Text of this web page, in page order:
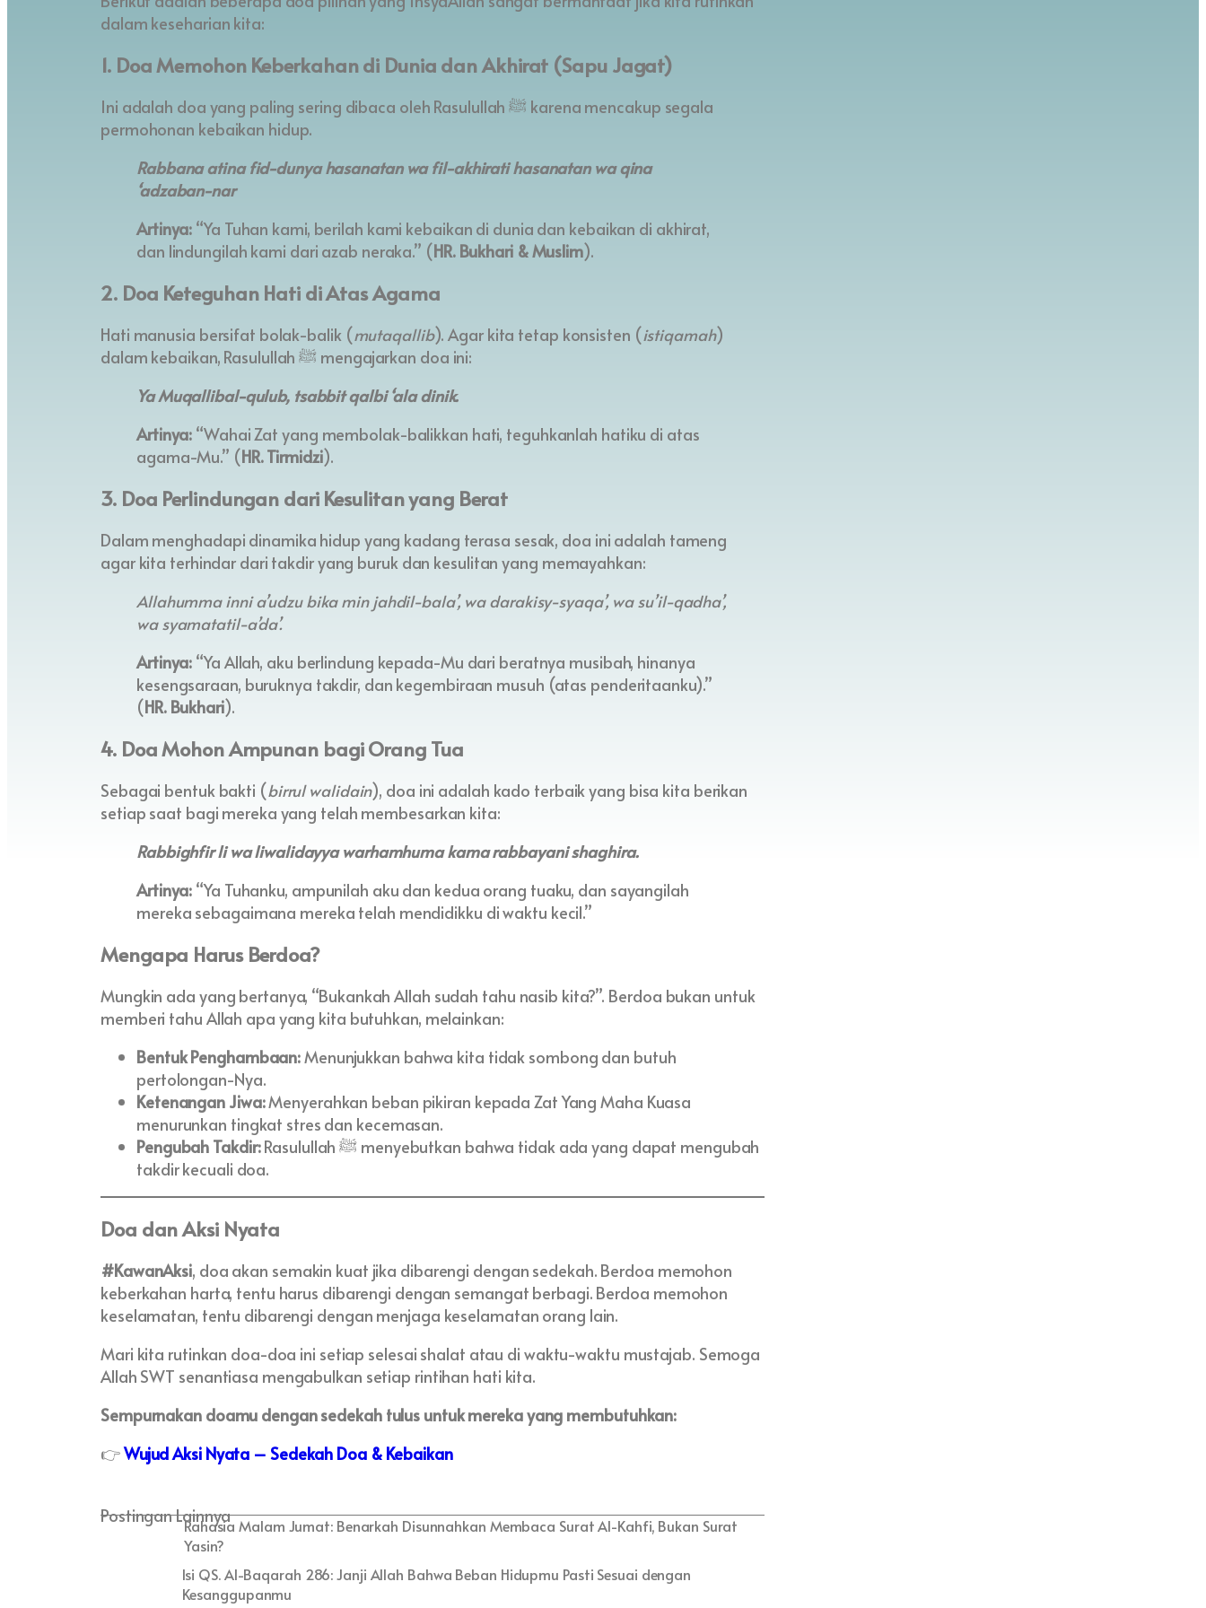
dalam keseharian kita:
1. Doa Memohon Keberkahan di Dunia dan Akhirat (Sapu Jagat)
Ini adalah doa yang paling sering dibaca oleh Rasulullah ﷺ karena mencakup segala
permohonan kebaikan hidup.
Rabbana atina fid-dunya hasanatan wa fil-akhirati hasanatan wa qina
‘adzaban-nar
Artinya: “Ya Tuhan kami, berilah kami kebaikan di dunia dan kebaikan di akhirat,
dan lindungilah kami dari azab neraka.” (HR. Bukhari & Muslim).
2. Doa Keteguhan Hati di Atas Agama
Hati manusia bersifat bolak-balik (mutaqallib). Agar kita tetap konsisten (istiqamah)
dalam kebaikan, Rasulullah ﷺ mengajarkan doa ini:
Ya Muqallibal-qulub, tsabbit qalbi ‘ala dinik.
Artinya: “Wahai Zat yang membolak-balikkan hati, teguhkanlah hatiku di atas
agama-Mu.” (HR. Tirmidzi).
3. Doa Perlindungan dari Kesulitan yang Berat
Dalam menghadapi dinamika hidup yang kadang terasa sesak, doa ini adalah tameng
agar kita terhindar dari takdir yang buruk dan kesulitan yang memayahkan:
Allahumma inni a’udzu bika min jahdil-bala’, wa darakisy-syaqa’, wa su’il-qadha’,
wa syamatatil-a’da’.
Artinya: “Ya Allah, aku berlindung kepada-Mu dari beratnya musibah, hinanya
kesengsaraan, buruknya takdir, dan kegembiraan musuh (atas penderitaanku).”
(HR. Bukhari).
4. Doa Mohon Ampunan bagi Orang Tua
Sebagai bentuk bakti (birrul walidain), doa ini adalah kado terbaik yang bisa kita berikan
setiap saat bagi mereka yang telah membesarkan kita:
Rabbighfir li wa liwalidayya warhamhuma kama rabbayani shaghira.
Artinya: “Ya Tuhanku, ampunilah aku dan kedua orang tuaku, dan sayangilah
mereka sebagaimana mereka telah mendidikku di waktu kecil.”
Mengapa Harus Berdoa?
Mungkin ada yang bertanya, “Bukankah Allah sudah tahu nasib kita?”. Berdoa bukan untuk
memberi tahu Allah apa yang kita butuhkan, melainkan:
Bentuk Penghambaan:Menunjukkan bahwa kita tidak sombong dan butuh
pertolongan-Nya.
Ketenangan Jiwa:Menyerahkan beban pikiran kepada Zat Yang Maha Kuasa
menurunkan tingkat stres dan kecemasan.
Pengubah Takdir:Rasulullah ﷺ menyebutkan bahwa tidak ada yang dapat mengubah
takdir kecuali doa.
Doa dan Aksi Nyata
#KawanAksi, doa akan semakin kuat jika dibarengi dengan sedekah. Berdoa memohon
keberkahan harta, tentu harus dibarengi dengan semangat berbagi. Berdoa memohon
keselamatan, tentu dibarengi dengan menjaga keselamatan orang lain.
Mari kita rutinkan doa-doa ini setiap selesai shalat atau di waktu-waktu mustajab. Semoga
Allah SWT senantiasa mengabulkan setiap rintihan hati kita.
Sempurnakan doamu dengan sedekah tulus untuk mereka yang membutuhkan:
👉Wujud Aksi Nyata – Sedekah Doa & Kebaikan
Postingan LainnyaRahasia Malam Jumat: Benarkah Disunnahkan Membaca Surat Al-Kahfi, Bukan Surat
Yasin?
Isi QS. Al-Baqarah 286: Janji Allah Bahwa Beban Hidupmu Pasti Sesuai dengan
Kesanggupanmu